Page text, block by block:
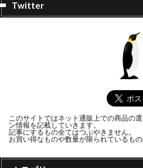
Twitter
このサイトではネット通販上での商品の
ン情報を記載していきます。
記事にするもの全てはつぶやきません。
お買い得なものや数量が限られているも